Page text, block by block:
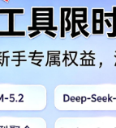
download/